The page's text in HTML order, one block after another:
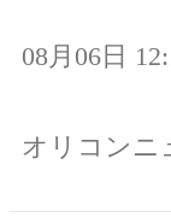
08月06日
オリコンニ